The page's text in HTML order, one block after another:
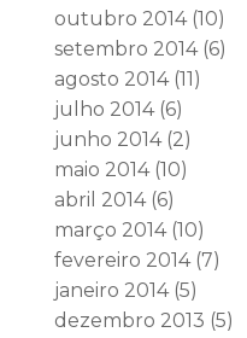
outubro 2014(10)
setembro 2014(6)
agosto 2014(11)
julho 2014(6)
junho 2014(2)
maio 2014(10)
abril 2014(6)
março 2014(10)
fevereiro 2014(7)
janeiro 2014(5)
dezembro 2013 (5)